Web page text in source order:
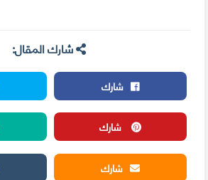
شارك المقال:
شارك
شارك
شارك